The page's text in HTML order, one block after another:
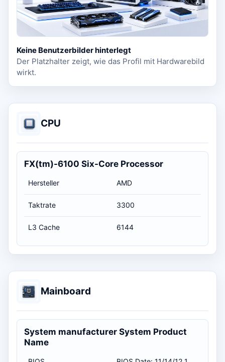
Keine Benutzerbilder hinterlegt
Der Platzhalter zeigt, wie das Profil mit Hardwarebild
wirkt.
CPU
FX(tm)-6100 Six-Core Processor
Hersteller AMD
Taktrate 3300
L3 Cache 6144
Mainboard
System manufacturer System Product
Name